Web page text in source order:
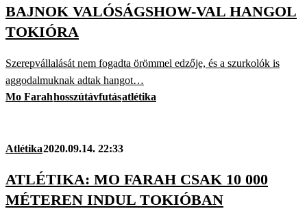
BAJNOK VALÓSÁGSHOW-VAL HANGOL
TOKIÓRA
Szerepvállalását nem fogadta örömmel edzője, és a szurkolók is
aggodalmuknak adtak hangot…
Mo Farahhosszútávfutásatlétika
Atlétika2020.09.14. 22:33
ATLÉTIKA: MO FARAH CSAK 10 000
MÉTEREN INDUL TOKIÓBAN